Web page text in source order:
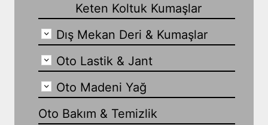
Keten Koltuk Kumaşlar
Dış Mekan Deri & Kumaşlar
Oto Lastik & Jant
Oto Madeni Yağ
Oto Bakım & Temizlik